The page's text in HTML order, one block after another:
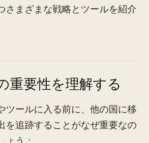
さまざまな戦略とツールを紹介
重要性を理解する
ツールに入る前に、他の国に移
を追跡することがなぜ重要なの